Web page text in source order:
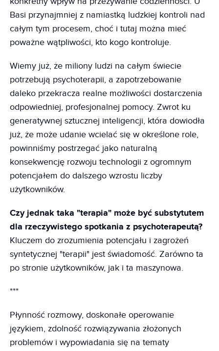
Basi przynajmniej z namiastką ludzkiej kontroli nad
całym tym procesem, choć i tutaj można mieć
poważne wątpliwości, kto kogo kontroluje.
Wiemy już, że miliony ludzi na całym świecie
potrzebują psychoterapii, a zapotrzebowanie
daleko przekracza realne możliwości dostarczenia
odpowiedniej, profesjonalnej pomocy. Zwrot ku
generatywnej sztucznej inteligencji, która dowiodła
już, że może udanie wcielać się w określone role,
powinniśmy postrzegać jako naturalną
konsekwencję rozwoju technologii z ogromnym
potencjałem do dalszego wzrostu liczby
użytkowników.
Czy jednak taka "terapia" może być substytutem
dla rzeczywistego spotkania z psychoterapeutą?
Kluczem do zrozumienia potencjału i zagrożeń
syntetycznej "terapii" jest świadomość. Zarówno ta
po stronie użytkowników, jak i ta maszynowa.
***
Płynność rozmowy, doskonałe operowanie
językiem, zdolność rozwiązywania złożonych
problemów i wypowiadania się na tematy